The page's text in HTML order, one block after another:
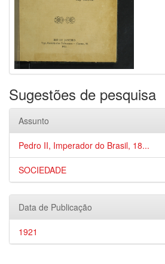
Sugestões de pesquisa
Assunto
Pedro II, Imperador do Brasil, 18...
SOCIEDADE
Data de Publicação
1921